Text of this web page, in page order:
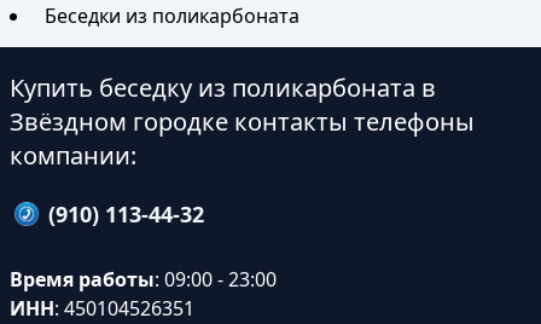
Беседки из поликарбоната
Купить беседку из поликарбоната в
Звёздном городке контакты телефоны
компании:
(910) 113-44-32
Время работы: 09:00 - 23:00
ИНН: 450104526351